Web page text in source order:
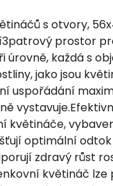
s otvory,
prostor
úrovně, každá s
jako jsou
uspořádání
květináče,
optimální
zdravý růst
květináč